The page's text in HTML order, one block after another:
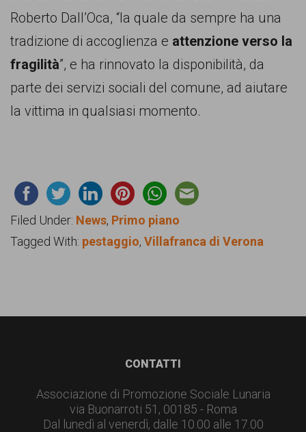
Roberto Dall’Oca, “la quale da sempre ha una
tradizione di accoglienza e attenzione verso la
fragilità”, e ha rinnovato la disponibilità, da
parte dei servizi sociali del comune, ad aiutare
la vittima in qualsiasi momento.
Filed Under: News, Primo piano
Tagged With: pestaggio, Villafranca di Verona
CONTATTI
Associazione di Promozione Sociale Lunaria
via Buonarroti 51, 00185 - Roma
Dal lunedì al venerdì, dalle 10.00 alle 17.00